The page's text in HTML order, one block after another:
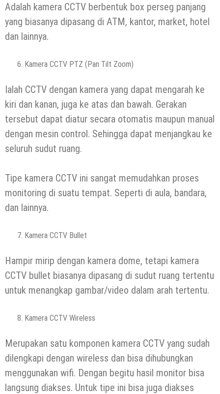
Adalah kamera CCTV berbentuk box perseg panjang
yang biasanya dipasang di ATM, kantor, market, hotel
dan lainnya.
Kamera CCTV PTZ (Pan Tilt Zoom)
Ialah CCTV dengan kamera yang dapat mengarah ke
kiri dan kanan, juga ke atas dan bawah. Gerakan
tersebut dapat diatur secara otomatis maupun manual
dengan mesin control. Sehingga dapat menjangkau ke
seluruh sudut ruang.
Tipe kamera CCTV ini sangat memudahkan proses
monitoring di suatu tempat. Seperti di aula, bandara,
dan lainnya.
Kamera CCTV Bullet
Hampir mirip dengan kamera dome, tetapi kamera
CCTV bullet biasanya dipasang di sudut ruang tertentu
untuk menangkap gambar/video dalam arah tertentu.
Kamera CCTV Wireless
Merupakan satu komponen kamera CCTV yang sudah
dilengkapi dengan wireless dan bisa dihubungkan
menggunakan wifi. Dengan begitu hasil monitor bisa
langsung diakses. Untuk tipe ini bisa juga diakses